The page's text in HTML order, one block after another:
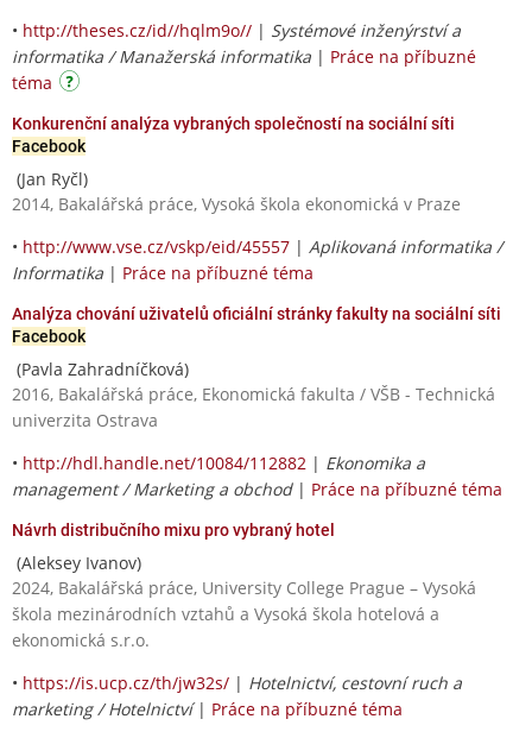
• http://theses.cz/id//hqlm9o// | Systémové inženýrství a
informatika / Manažerská informatika | Práce na příbuzné
téma
Konkurenční analýza vybraných společností na sociální síti
Facebook
(Jan Ryčl)
2014, Bakalářská práce, Vysoká škola ekonomická v Praze
• http://www.vse.cz/vskp/eid/45557 | Aplikovaná informatika /
Informatika | Práce na příbuzné téma
Analýza chování uživatelů oficiální stránky fakulty na sociální síti
Facebook
(Pavla Zahradníčková)
2016, Bakalářská práce, Ekonomická fakulta / VŠB - Technická
univerzita Ostrava
• http://hdl.handle.net/10084/112882 | Ekonomika a
management / Marketing a obchod| Práce na příbuzné téma
Návrh distribučního mixu pro vybraný hotel
(Aleksey Ivanov)
2024, Bakalářská práce, University College Prague – Vysoká
škola mezinárodních vztahů a Vysoká škola hotelová a
ekonomická s.r.o.
• https://is.ucp.cz/th/jw32s/ | Hotelnictví, cestovní ruch a
marketing / Hotelnictví| Práce na příbuzné téma